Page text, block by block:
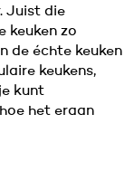
Juist die
keuken zo
de échte keuken
keukens,
kunt
het eraan